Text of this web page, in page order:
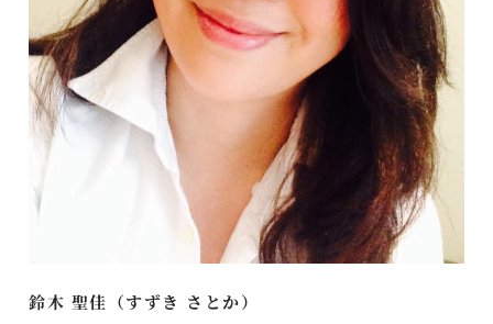
鈴木 聖佳（すずき さとか）